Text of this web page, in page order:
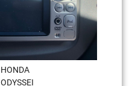
HONDA
ODYSSEI